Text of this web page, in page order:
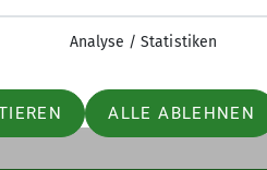
Analyse / Statistiken
ALLE ABLEHNEN